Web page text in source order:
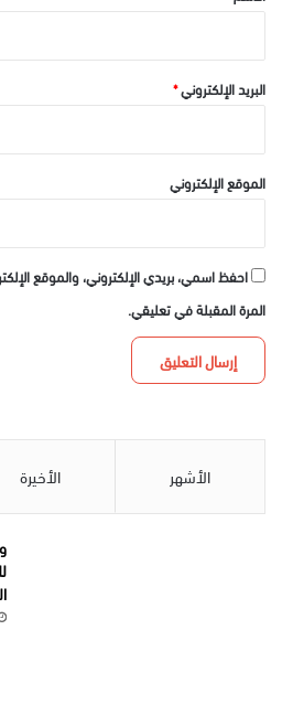
البريد الإلكتروني*
الموقع الإلكتروني
احفظ اسمي، بريدي الإلكتروني، والموقع
المرة المقبلة في تعليقي.
الأشهر الأخيرة